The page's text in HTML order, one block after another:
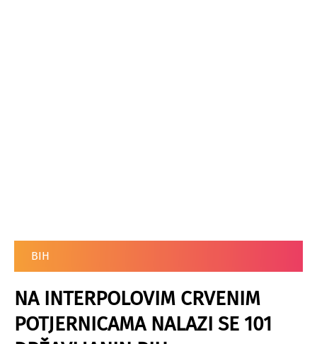
BIH
NA INTERPOLOVIM CRVENIM
POTJERNICAMA NALAZI SE 101